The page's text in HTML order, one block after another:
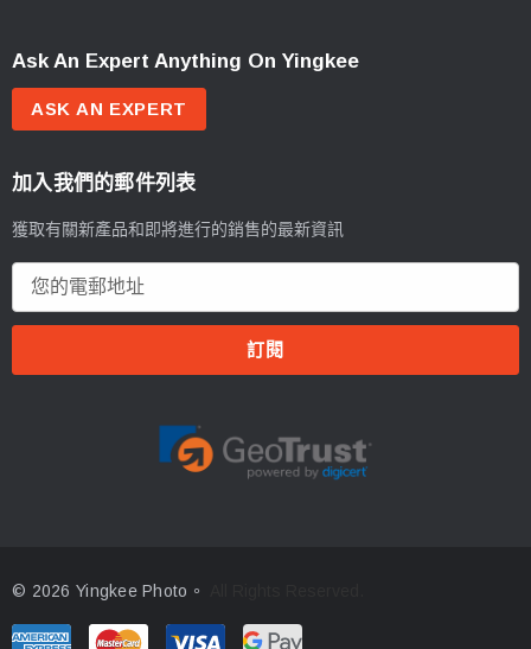
Ask An Expert Anything On Yingkee
ASK AN EXPERT
加入我們的郵件列表
獲取有關新產品和即將進行的銷售的最新資訊
郵
© 2026 Yingkee Photo。